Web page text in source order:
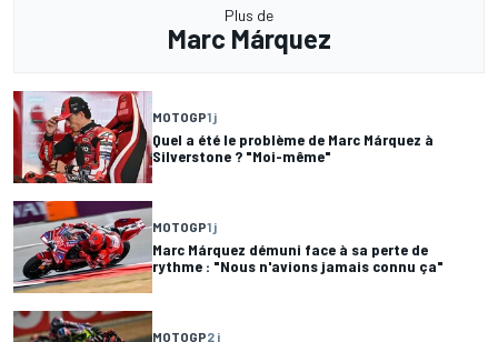
Plus de
Marc Márquez
MOTOGP1 j
Quel a été le problème de Marc Márquez à
Silverstone ? "Moi-même"
MOTOGP1 j
Marc Márquez démuni face à sa perte de
rythme : "Nous n'avions jamais connu ça"
MOTOGP2 j